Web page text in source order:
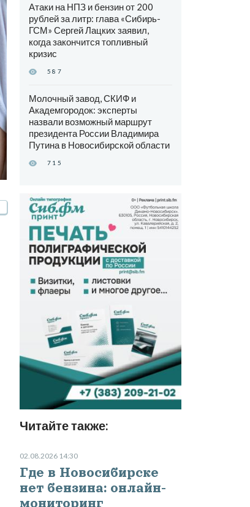
Атаки на НПЗ и бензин от 200
рублей за литр: глава «Сибирь-
ГСМ» Сергей Лацких заявил,
когда закончится топливный
кризис
587
Молочный завод, СКИФ и
Академгородок: эксперты
назвали возможный маршрут
президента России Владимира
Путина в Новосибирской области
715
Читайте также:
02.08.2026 14:30
Где в Новосибирске
нет бензина: онлайн-
мониторинг